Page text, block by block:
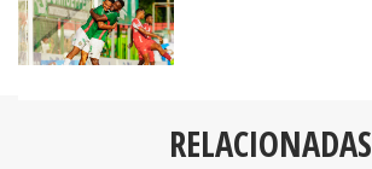
RELACIONADAS